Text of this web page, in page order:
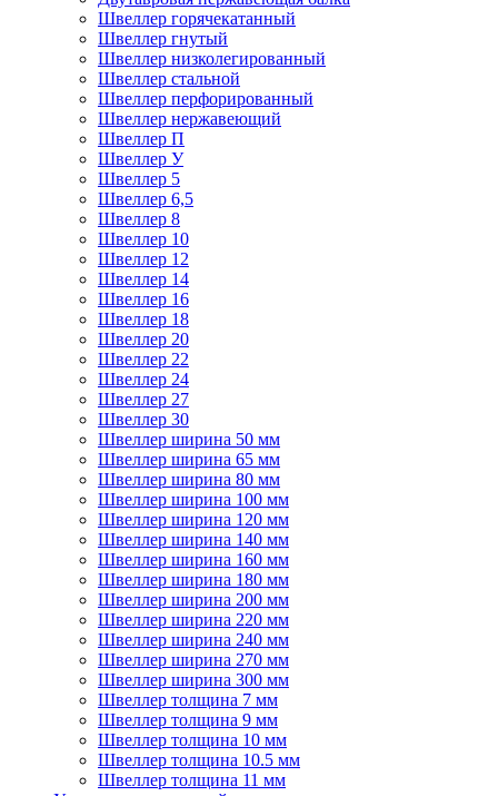
Швеллер горячекатанный
Швеллер гнутый
Швеллер низколегированный
Швеллер стальной
Швеллер перфорированный
Швеллер нержавеющий
Швеллер П
Швеллер У
Швеллер 5
Швеллер 6,5
Швеллер 8
Швеллер 10
Швеллер 12
Швеллер 14
Швеллер 16
Швеллер 18
Швеллер 20
Швеллер 22
Швеллер 24
Швеллер 27
Швеллер 30
Швеллер ширина 50 мм
Швеллер ширина 65 мм
Швеллер ширина 80 мм
Швеллер ширина 100 мм
Швеллер ширина 120 мм
Швеллер ширина 140 мм
Швеллер ширина 160 мм
Швеллер ширина 180 мм
Швеллер ширина 200 мм
Швеллер ширина 220 мм
Швеллер ширина 240 мм
Швеллер ширина 270 мм
Швеллер ширина 300 мм
Швеллер толщина 7 мм
Швеллер толщина 9 мм
Швеллер толщина 10 мм
Швеллер толщина 10.5 мм
Швеллер толщина 11 мм